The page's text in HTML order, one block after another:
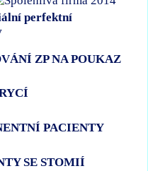
ZP NA POUKAZ
PACIENTY
SE STOMIÍ